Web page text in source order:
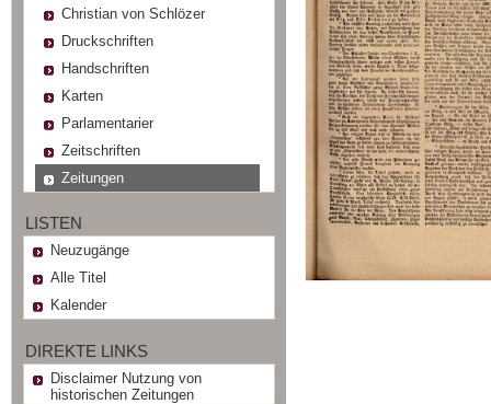
Christian von Schlözer
Druckschriften
Handschriften
Karten
Parlamentarier
Zeitschriften
Zeitungen
LISTEN
Neuzugänge
Alle Titel
Kalender
DIREKTE LINKS
Disclaimer Nutzung von
historischen Zeitungen